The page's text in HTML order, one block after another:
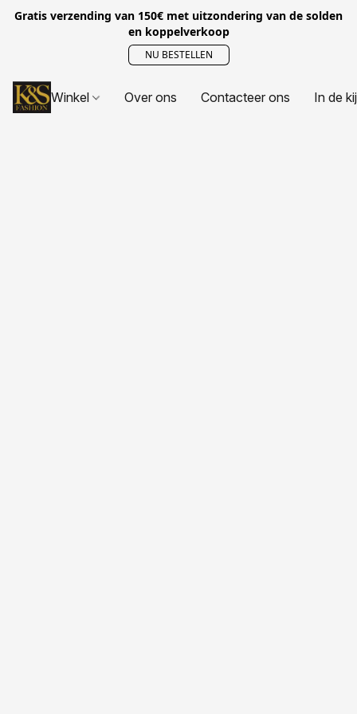
Gratis verzending van 150€ met uitzondering van de solden
en koppelverkoop
NU BESTELLEN
Winkel Over ons Contacteer ons In de